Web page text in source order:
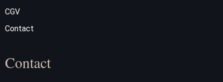
CGV
Contact
Contact